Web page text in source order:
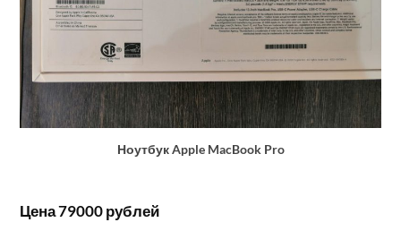
Ноутбук Apple MacBook Pro
Цена 79000 рублей